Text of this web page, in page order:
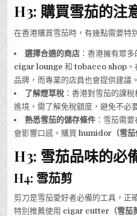
H3: 購買雪茄的注
在香港購買雪茄時，有幾點需要特
選擇合適的商店 ：香港擁有眾
cigar lounge 和tobacco shop
品牌，而專業的店員也會提供建議。
了解煙草稅 ：香港對雪茄的課
進境，需了解免稅額度，避免不必
熟悉雪茄的儲存條件 ：雪茄需
會影響口感。購買humidor（雪茄
H3: 雪茄品味的必
H4: 雪茄剪
剪刀是雪茄愛好者必備的工具，正
特別推薦使用 cigar cutter（雪茄